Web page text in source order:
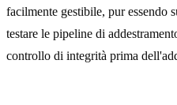
facilmente gestibile, pur essendo
testare le pipeline di
controllo di integrità prima